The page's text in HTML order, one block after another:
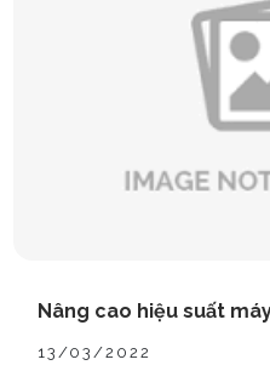
Nâng cao hiệu suất
13/03/2022